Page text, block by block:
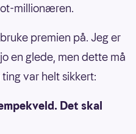
millionæren.
premien på. Jeg er
en glede, men dette må
var helt sikkert:
Det skal